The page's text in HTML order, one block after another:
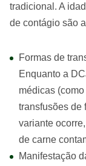
tradicional. A
de contágio são
Formas de
Enquanto a
médicas
transfusões de
variante
de carne
Manifestação